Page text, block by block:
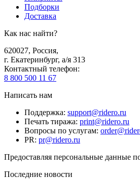
Подборки
Доставка
Как нас найти?
620027, Россия,
г. Екатеринбург, а/я 313
Контактный телефон:
8 800 500 11 67
Написать нам
Поддержка: support@ridero.ru
Печать тиража: print@ridero.ru
Вопросы по услугам:
PR: pr@ridero.ru
Предоставляя персональные данные
Последние новости